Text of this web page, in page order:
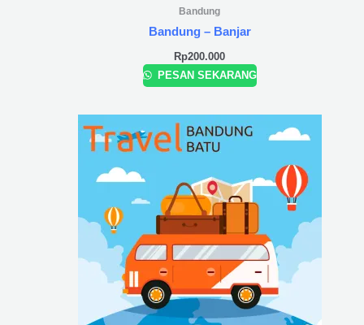
Bandung
Bandung – Banjar
Rp200.000
PESAN SEKARANG